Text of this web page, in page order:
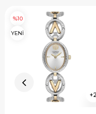
2
%10
YENİ